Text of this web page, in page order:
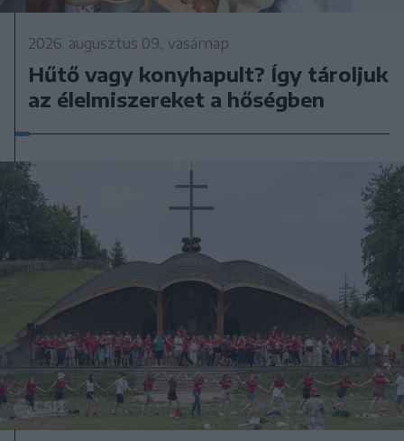
2026. augusztus 09., vasárnap
Hűtő vagy konyhapult? Így tároljuk
az élelmiszereket a hőségben